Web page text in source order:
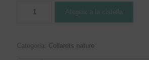
Afegeix a la cistella
Categoria: Collarets nature